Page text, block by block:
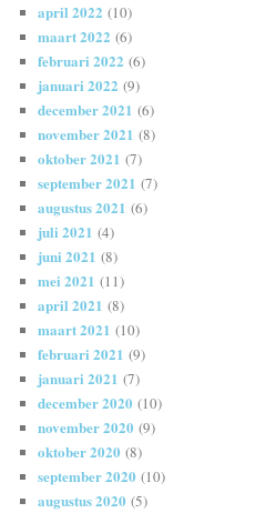
april 2022 (10)
maart 2022 (6)
februari 2022 (6)
januari 2022 (9)
december 2021 (6)
november 2021 (8)
oktober 2021 (7)
september 2021 (7)
augustus 2021 (6)
juli 2021 (4)
juni 2021 (8)
mei 2021 (11)
april 2021 (8)
maart 2021 (10)
februari 2021 (9)
januari 2021 (7)
december 2020 (10)
november 2020 (9)
oktober 2020 (8)
september 2020 (10)
augustus 2020 (5)